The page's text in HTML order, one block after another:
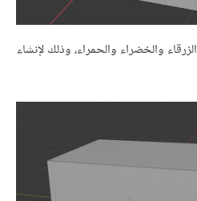
والخضراء والحمراء، وذلك لإنشاء